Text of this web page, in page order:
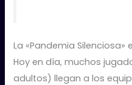
La «Pandemia
Hoy en día, muchos
adultos) llegan a los